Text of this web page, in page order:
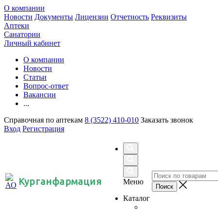
О компании
Новости Документы Лицензии Отчетность Реквизиты
Аптеки
Санатории
Личный кабинет
О компании
Новости
Статьи
Вопрос-ответ
Вакансии
...
Справочная по аптекам 8 (3522) 410-010 Заказать звонок
Вход Регистрация
Курганфармация
Меню
Каталог